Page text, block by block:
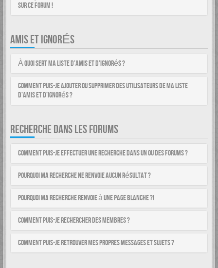
sur ce forum !
AMIS ET IGNORÉS
À quoi sert ma liste d’amis et d’ignorés ?
Comment puis-je ajouter ou supprimer des utilisateurs de ma liste
d’amis et d’ignorés ?
RECHERCHE DANS LES FORUMS
Comment puis-je effectuer une recherche dans un ou des forums ?
Pourquoi ma recherche ne renvoie aucun résultat ?
Pourquoi ma recherche renvoie à une page blanche ?!
Comment puis-je rechercher des membres ?
Comment puis-je retrouver mes propres messages et sujets ?